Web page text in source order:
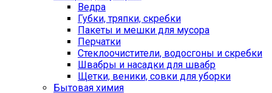
Ведра
Губки, тряпки, скребки
Пакеты и мешки для мусора
Перчатки
Стеклоочистители, водосгоны и скребки
Швабры и насадки для швабр
Щетки, веники, совки для уборки
Бытовая химия